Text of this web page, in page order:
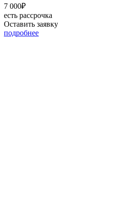
7 000₽
есть рассрочка
Оставить заявку
подробнее